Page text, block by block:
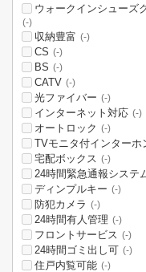
ウォークインシューズ
(-)
収納豊富 (-)
CS (-)
BS (-)
CATV (-)
光ファイバー (-)
インターネット対応 (-)
オートロック (-)
TVモニタ付インターホ
宅配ボックス (-)
24時間緊急通報システ
ディンプルキー (-)
防犯カメラ (-)
24時間有人管理 (-)
フロントサービス (-)
24時間ゴミ出し可 (-)
住戸内覧可能 (-)